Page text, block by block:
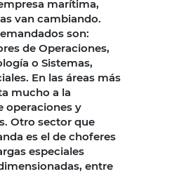
marítima,
van cambiando.
son:
de Operaciones,
o Sistemas,
En las áreas más
mucho a la
operaciones y
Otro sector que
es el de choferes
especiales
entre